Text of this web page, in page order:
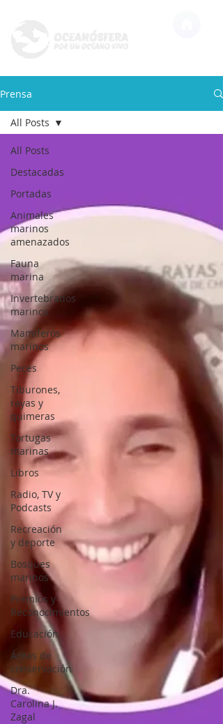
Prensa
All Posts
Destacadas
Portadas
Animales
marinos
amenazados
Fauna
marina
Invertebrados
marinos
Mamíferos
marinos
Peces
Tiburones,
rayas y
quimeras
Tortugas
marinas
Libros
Radio, TV y
Podcasts
Recreación
y deporte
Bosques
marinos
Premios y
Reconocimientos
Educación
Áreas de
conservación
Dra.
Carolina J.
Zagal
All Posts